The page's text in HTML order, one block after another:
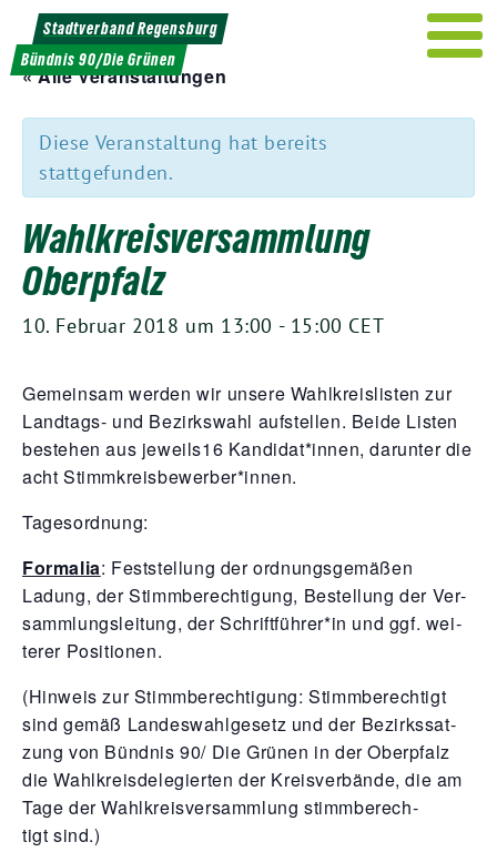
Weiter
zum
Inhalt
Stadtverband Regensburg
Bündnis 90/Die Grünen
« Alle Veranstaltungen
Diese Veranstaltung hat bereits
stattgefunden.
Wahlkreisversammlung
Oberpfalz
10. Februar 2018 um 13:00 - 15:00 CET
Gemein­sam wer­den wir unse­re Wahl­kreis­lis­ten zur
Land­tags- und Bezirks­wahl auf­stel­len. Bei­de Lis­ten
bestehen aus jeweils16 Kandidat*innen, dar­un­ter die
acht Stimmkreisbewerber*innen.
Tages­ord­nung:
For­ma­lia: Fest­stel­lung der ord­nungs­ge­mä­ßen
Ladung, der Stimm­be­rech­ti­gung, Bestel­lung der Ver­
samm­lungs­lei­tung, der Schriftführer*in und ggf. wei­
te­rer Positionen.
(Hin­weis zur Stimm­be­rech­ti­gung: Stimm­be­rech­tigt
sind gemäß Lan­des­wahl­ge­setz und der Bezirks­sat­
zung von Bünd­nis90/ Die Grü­nen in der Ober­pfalz
die Wahl­kreis­de­le­gier­ten der Kreis­ver­bän­de, die am
Tage der Wahl­kreis­ver­samm­lung stimm­be­rech­
tigt sind.)